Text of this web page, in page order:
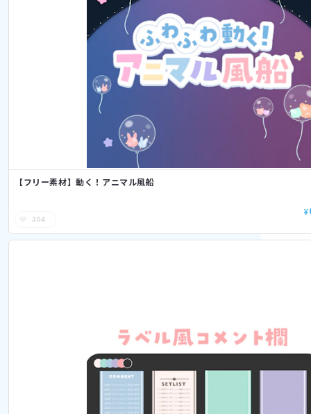
【フリー素材】動く！アニマル風船
304
¥